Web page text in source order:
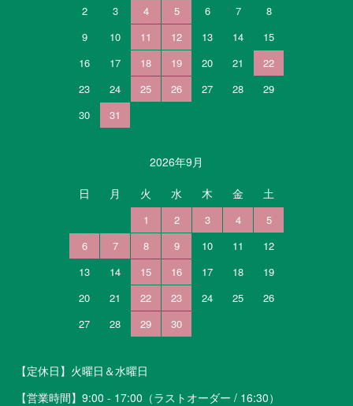
2
3 4 5 6 7
8
9
10 11 12 13 14
15
16
17 18 19 20 21
22
23
24 25 26 27 28
29
30
31
2026年9月
日
月 火 水 木 金 土
1 2 3 4
5
6
7 8 9 10 11
12
13
14 15 16 17 18
19
20
21 22 23 24 25
26
27
28 29 30
【定休日】火曜日＆水曜日
【営業時間】9:00 - 17:00（ラストオーダー / 16:30）